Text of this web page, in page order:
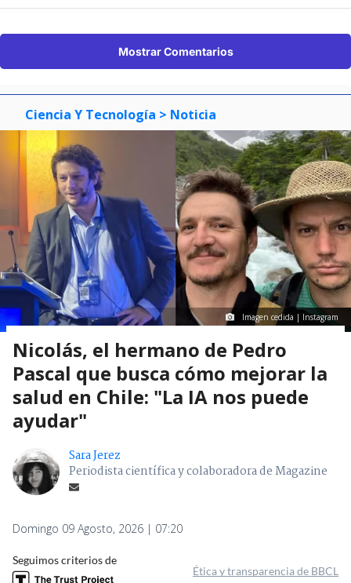
Mostrar Comentarios
Ciencia Y Tecnología > Noticia
Imagen cedida | Instagram
Nicolás, el hermano de Pedro
Pascal que busca cómo mejorar la
salud en Chile: "La IA nos puede
ayudar"
Sara Jerez
Periodista científica y colaboradora de Magazine
Domingo 09 Agosto, 2026 | 07:20
Seguimos criterios de
Ética y transparencia de BBCL